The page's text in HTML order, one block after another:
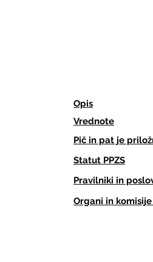
Opis
Vrednote
Pič in pat je
Statut PPZS
Pravilniki in
Organi in komisije